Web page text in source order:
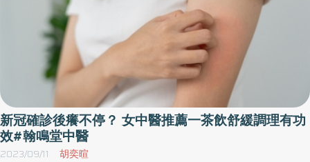
新冠確診後癢不停？ 女中醫推薦一茶飲舒緩調理有功
效#翰鳴堂中醫
2023/09/11 胡奕暄